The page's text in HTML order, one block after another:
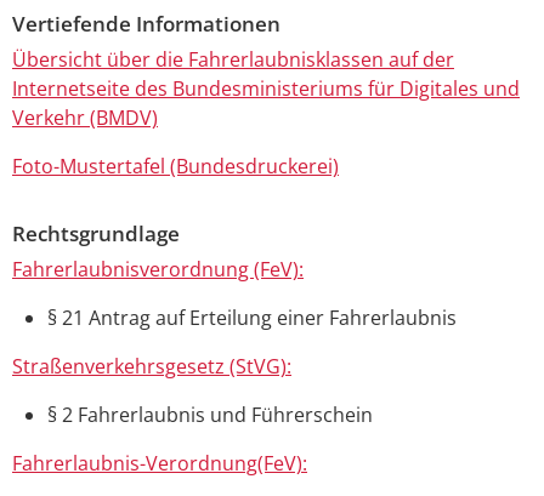
Vertiefende Informationen
Übersicht über die Fahrerlaubnisklassen auf der
Internetseite des Bundesministeriums für Digitales und
Verkehr (BMDV)
Foto-Mustertafel (Bundesdruckerei)
Rechtsgrundlage
Fahrerlaubnisverordnung (FeV):
§ 21 Antrag auf Erteilung einer Fahrerlaubnis
Straßenverkehrsgesetz (StVG):
§ 2 Fahrerlaubnis und Führerschein
Fahrerlaubnis-Verordnung(FeV):